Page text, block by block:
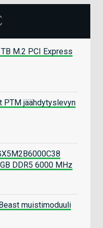
M.2 PCI Express
PTM jäähdytyslevyn
DDR5 6000 MHz
muistimoduuli